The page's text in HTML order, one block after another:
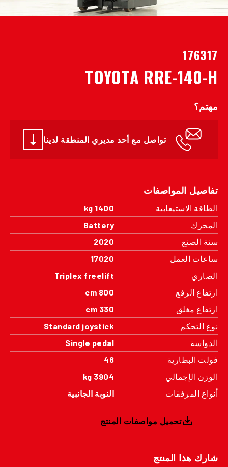
176317
TOYOTA RRE-140-H
مهتم؟
تواصل مع أحد مديري المنطقة لدينا
تفاصيل المواصفات
الطاقة الاستيعابية
1400 kg
المحرك
Battery
سنة الصنع
2020
ساعات العمل
17020
الصاري
Triplex freelift
ارتفاع الرفع
800 cm
ارتفاع مغلق
330 cm
نوع التحكم
Standard joystick
الدواسة
Single pedal
فولت البطارية
48
الوزن الإجمالي
3904 kg
أنواع المرفقات
النوبة الجانبية
تحميل مواصفات المنتج
شارك هذا المنتج